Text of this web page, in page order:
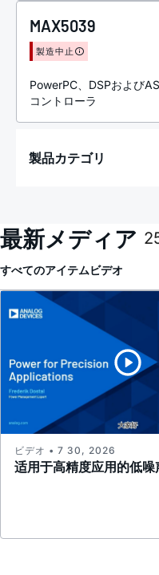
MAX5039
製造中止
PowerPC、DSPおよび
コントローラ
製品カテゴリ
最新メディア
すべてのアイテムビデオ
适用于高精度应用的低噪
ビデオ • 7 30, 2026